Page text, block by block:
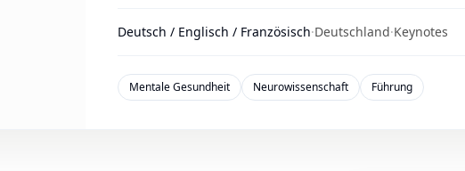
Deutsch / Englisch / Französisch·Deutschland·Keynotes
Mentale Gesundheit Neurowissenschaft Führung